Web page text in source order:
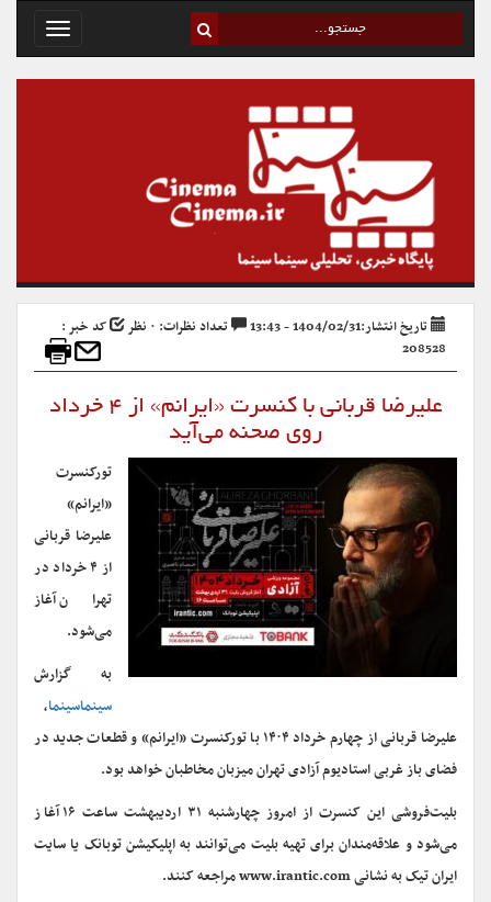
Toggle
تاریخ انتشار:1404/02/31 - 13:43 تعداد نظرات: ۰ نظر
کد خبر :
208528
علیرضا قربانی با کنسرت «ایرانم» از ۴ خرداد
روی صحنه می‌آید
تورکنسرت
«ایرانم»
علیرضا قربانی
از ۴ خرداد در
تهران آغاز
می‌شود.
به گزارش
سینماسینما،
علیرضا قربانی از چهارم خرداد ۱۴۰۴ با تورکنسرت‌ «ایرانم» و قطعات جدید در
فضای باز غربی استادیوم آزادی تهران میزبان مخاطبان خواهد بود.
بلیت‌فروشی این کنسرت از امروز چهارشنبه ۳۱ اردیبهشت ساعت ۱۶ آغاز
می‌شود و علاقه‌مندان برای تهیه بلیت می‌توانند به اپلیکیشن توبانک یا سایت
ایران تیک به نشانی www.irantic.com مراجعه کنند.